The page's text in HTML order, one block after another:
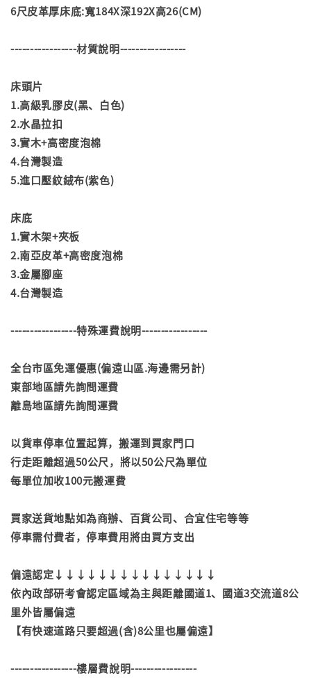
6尺皮革厚床底:寬184X深192X高26(CM)
-----------------材質說明-----------------
床頭片
1.高級乳膠皮(黑、白色)
2.水晶拉扣
3.實木+高密度泡棉
4.台灣製造
5.進口壓紋絨布(紫色)
床底
1.實木架+夾板
2.南亞皮革+高密度泡棉
3.金屬腳座
4.台灣製造
-----------------特殊運費說明-----------------
全台市區免運優惠(偏遠山區.海邊需另計)
東部地區請先詢問運費
離島地區請先詢問運費
以貨車停車位置起算，搬運到買家門口
行走距離超過50公尺，將以50公尺為單位
每單位加收100元搬運費
買家送貨地點如為商辦、百貨公司、合宜住宅等等
停車需付費者，停車費用將由買方支出
偏遠認定↓↓↓↓↓↓↓↓↓↓↓↓↓↓↓
依內政部研考會認定區域為主與距離國道1、國道3交流道8公
里外皆屬偏遠
【有快速道路只要超過(含)8公里也屬偏遠】
-----------------樓層費說明-----------------